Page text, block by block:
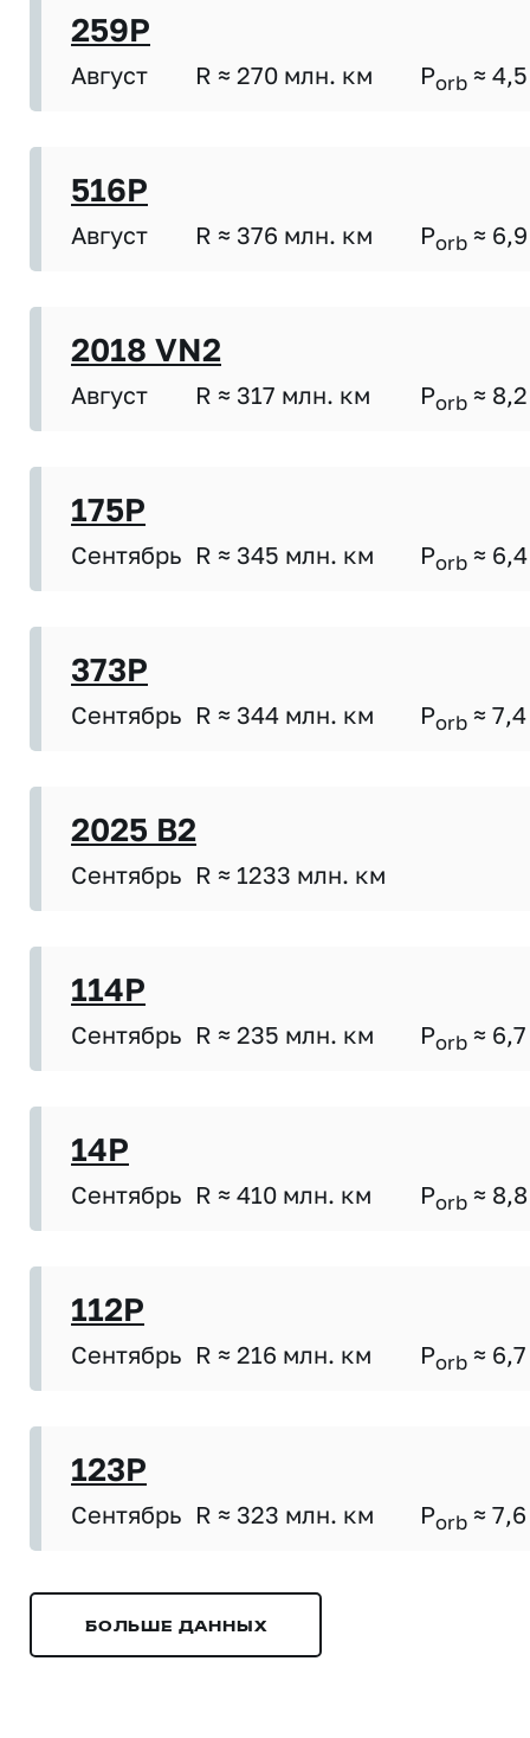
259P
Август R ≈ 270 млн. км Porb ≈ 4,5
516P
Август R ≈ 376 млн. км Porb ≈ 6,9
2018 VN2
Август R ≈ 317 млн. км Porb ≈ 8,2
175P
Сентябрь R ≈ 345 млн. км Porb ≈ 6,4
373P
Сентябрь R ≈ 344 млн. км Porb ≈ 7,4
2025 B2
Сентябрь R ≈ 1233 млн. км
114P
Сентябрь R ≈ 235 млн. км Porb ≈ 6,7
14P
Сентябрь R ≈ 410 млн. км Porb ≈ 8,8
112P
Сентябрь R ≈ 216 млн. км Porb ≈ 6,7
123P
Сентябрь R ≈ 323 млн. км Porb ≈ 7,6
БОЛЬШЕ ДАННЫХ